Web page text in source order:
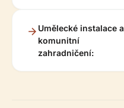
Umělecké instalace a
komunitní
zahradničení: